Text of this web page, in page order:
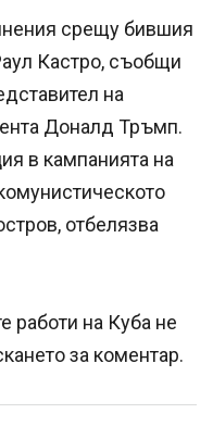
срещу бившия
Кастро, съобщи
на
Доналд Тръмп.
в кампанията на
отбелязва
работи на Куба не
за коментар.